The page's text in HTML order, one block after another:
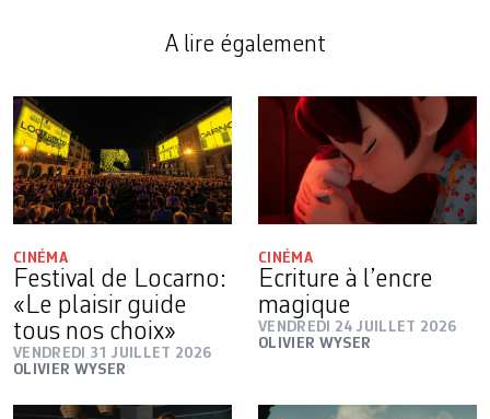
A lire également
CINÉMA
Festival de Locarno:
«Le plaisir guide
tous nos choix»
VENDREDI 31 JUILLET 2026
OLIVIER WYSER
CINÉMA
Ecriture à l’encre
magique
VENDREDI 24 JUILLET 2026
OLIVIER WYSER